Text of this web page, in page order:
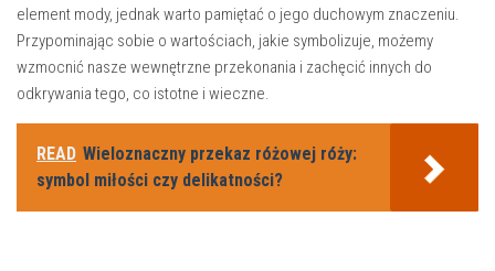
element mody, jednak warto pamiętać o jego duchowym znaczeniu.
Przypominając sobie o wartościach,⁢ jakie symbolizuje, możemy
wzmocnić nasze wewnętrzne przekonania i ‍zachęcić innych ‍do
odkrywania tego, co istotne ​i wieczne.
READ Wieloznaczny przekaz różowej róży:
symbol miłości czy delikatności?